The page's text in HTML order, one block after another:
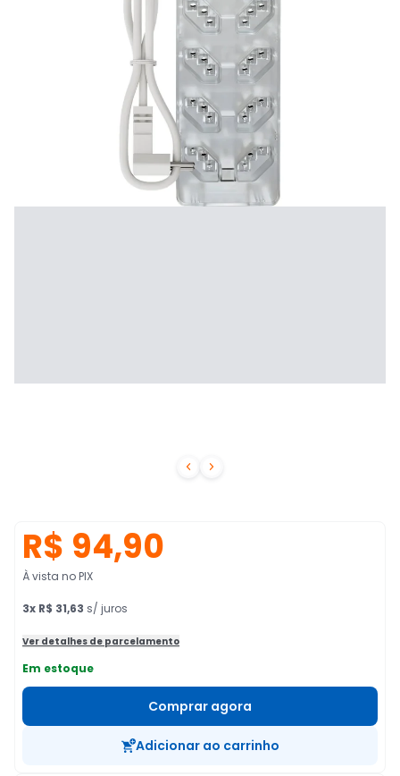
 
R$ 94,90
À vista no PIX
3x R$ 31,63 s/ juros
Ver detalhes de parcelamento
Em estoque
Comprar agora
Adicionar ao carrinho